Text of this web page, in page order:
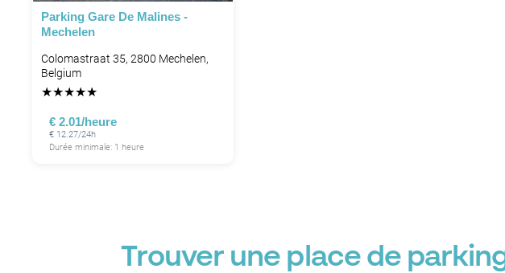
Parking Gare De Malines -
Mechelen
Colomastraat 35, 2800 Mechelen,
Belgium
★★★★★
€ 2.01/heure
€ 12.27/24h
Durée minimale: 1 heure
Trouver une place de